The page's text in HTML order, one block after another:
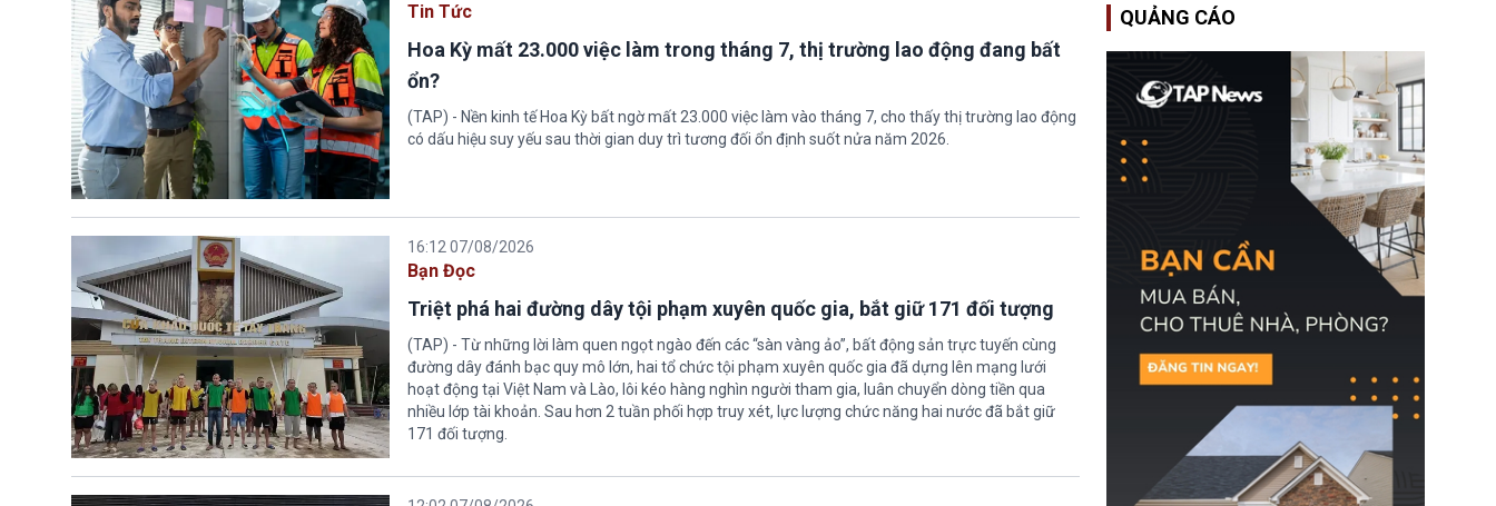
Tin Tức
Hoa Kỳ mất 23.000 việc làm trong tháng 7, thị trường lao động đang bất
ổn?
(TAP) - Nền kinh tế Hoa Kỳ bất ngờ mất 23.000 việc làm vào tháng 7, cho thấy thị trường lao động
có dấu hiệu suy yếu sau thời gian duy trì tương đối ổn định suốt nửa năm 2026.
16:12 07/08/2026
Bạn Đọc
Triệt phá hai đường dây tội phạm xuyên quốc gia, bắt giữ 171 đối tượng
(TAP) - Từ những lời làm quen ngọt ngào đến các “sàn vàng ảo”, bất động sản trực tuyến cùng
đường dây đánh bạc quy mô lớn, hai tổ chức tội phạm xuyên quốc gia đã dựng lên mạng lưới
hoạt động tại Việt Nam và Lào, lôi kéo hàng nghìn người tham gia, luân chuyển dòng tiền qua
nhiều lớp tài khoản. Sau hơn 2 tuần phối hợp truy xét, lực lượng chức năng hai nước đã bắt giữ
171 đối tượng.
quy chế cư trú hậu
Brexit “do nhầm lẫn”.
Động thái này làm dấy
lên lo ngại về việc thực
thi Thỏa thuận Rút khỏi
Liên minh châu Âu
(Withdrawal
Agreement).
QUẢNG CÁO